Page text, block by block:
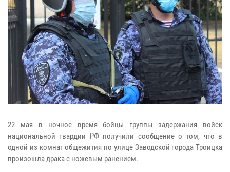
22 мая в ночное время бойцы группы задержания войск
национальной гвардии РФ получили сообщение о том, что в
одной из комнат общежития по улице Заводской города Троицка
произошла драка с ножевым ранением.